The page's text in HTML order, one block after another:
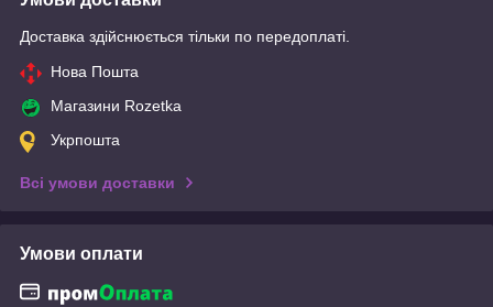
Доставка здійснюється тільки по передоплаті.
Нова Пошта
Магазини Rozetka
Укрпошта
Всі умови доставки
Умови оплати